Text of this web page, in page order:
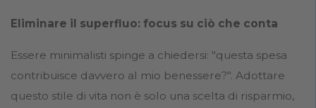
Eliminare il superfluo: focus su ciò che conta
Essere minimalisti spinge a chiedersi: "questa spesa
contribuisce davvero al mio benessere?". Adottare
questo stile di vita non è solo una scelta di risparmio,